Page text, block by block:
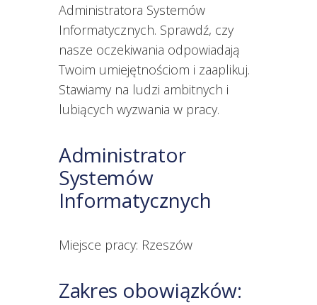
Administratora Systemów
Informatycznych. Sprawdź, czy
nasze oczekiwania odpowiadają
Twoim umiejętnościom i zaaplikuj.
Stawiamy na ludzi ambitnych i
lubiących wyzwania w pracy.
Administrator
Systemów
Informatycznych
Miejsce pracy: Rzeszów
Zakres obowiązków: